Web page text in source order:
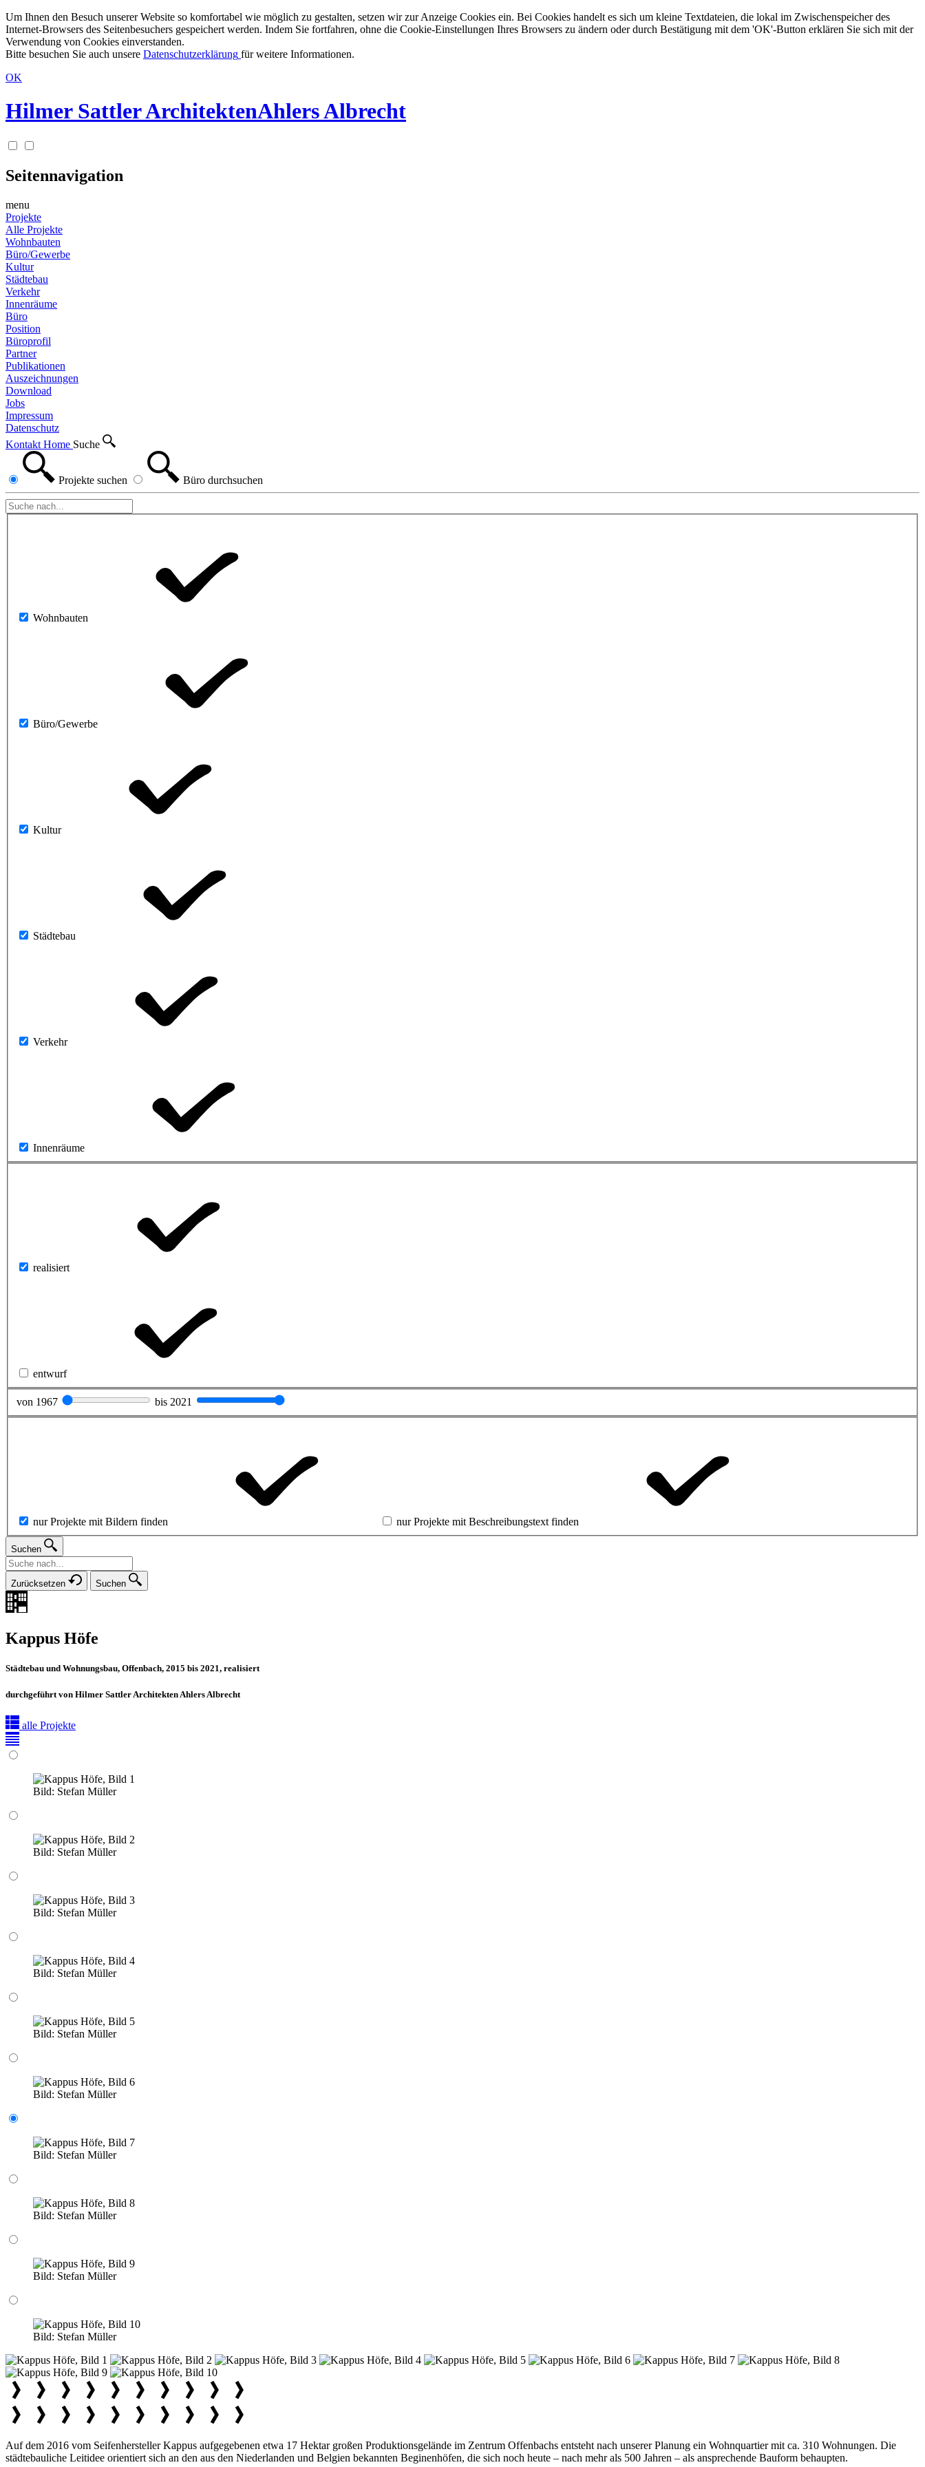
Um Ihnen den Besuch unserer Website so komfortabel wie möglich zu gestalten, setzen wir zur Anzeige Cookies ein. Bei Cookies handelt es sich um kleine Textdateien, die lokal im Zwischenspeicher des
Internet-Browsers des Seitenbesuchers gespeichert werden. Indem Sie fortfahren, ohne die Cookie-Einstellungen Ihres Browsers zu ändern oder durch Bestätigung mit dem 'OK'-Button erklären Sie sich mit der
Verwendung von Cookies einverstanden.
Bitte besuchen Sie auch unsere Datenschutzerklärung für weitere Informationen.
OK
Hilmer Sattler ArchitektenAhlers Albrecht
Seitennavigation
menu
Projekte
Alle Projekte
Wohnbauten
Büro/Gewerbe
Kultur
Städtebau
Verkehr
Innenräume
Büro
Position
Büroprofil
Partner
Publikationen
Auszeichnungen
Download
Jobs
Impressum
Datenschutz
Kontakt Home Suche
Projekte suchen Büro durchsuchen
Wohnbauten
Büro/Gewerbe
Kultur
Städtebau
Verkehr
Innenräume
realisiert
entwurf
von 1967 bis 2021
nur Projekte mit Bildern finden nur Projekte mit Beschreibungstext finden
Suchen
Zurücksetzen Suchen
Kappus Höfe
Städtebau und Wohnungsbau, Offenbach, 2015 bis 2021, realisiert
durchgeführt von Hilmer Sattler Architekten Ahlers Albrecht
alle Projekte
Bild: Stefan Müller
Bild: Stefan Müller
Bild: Stefan Müller
Bild: Stefan Müller
Bild: Stefan Müller
Bild: Stefan Müller
Bild: Stefan Müller
Bild: Stefan Müller
Bild: Stefan Müller
Bild: Stefan Müller
Auf dem 2016 vom Seifenhersteller Kappus aufgegebenen etwa 17 Hektar großen Produktionsgelände im Zentrum Offenbachs entsteht nach unserer Planung ein Wohnquartier mit ca. 310 Wohnungen. Die
städtebauliche Leitidee orientiert sich an den aus den Niederlanden und Belgien bekannten Beginenhöfen, die sich noch heute – nach mehr als 500 Jahren – als ansprechende Bauform behaupten.